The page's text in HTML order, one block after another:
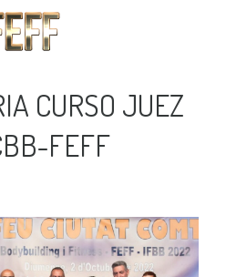
CURSO JUEZ
FEFF